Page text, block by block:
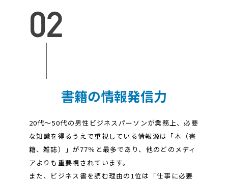
書籍の情報発信力
20代～50代の男性ビジネスパーソンが業務上、必要
な知識を得るうえで重視している情報源は「本（書
籍、雑誌）」が77％と最多であり、他のどのメディ
アよりも重要視されています。
また、ビジネス書を読む理由の1位は「仕事に必要